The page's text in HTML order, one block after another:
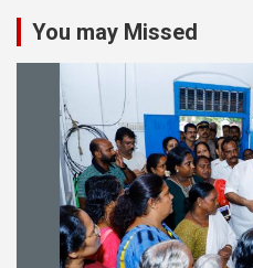
You may Missed